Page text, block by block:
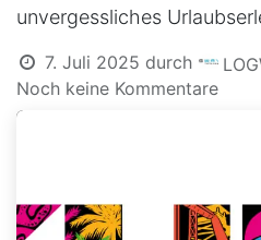
unvergessliches
7. Juli 2025 durch
Noch keine Kommentare